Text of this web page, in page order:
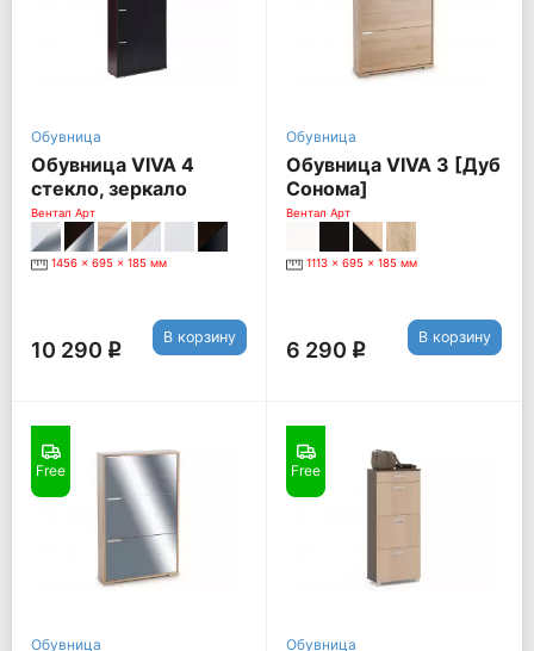
Обувница
Обувница VIVA 4
стекло, зеркало
[Венге / Черный
глянец]
Вентал Арт
1456 x 695 x 185 мм
10 290 q
В корзину
Обувница
Обувница VIVA 3 [Дуб
Сонома]
Вентал Арт
1113 x 695 x 185 мм
6 290 q
В корзину
Free
Обувница
Free
Обувница